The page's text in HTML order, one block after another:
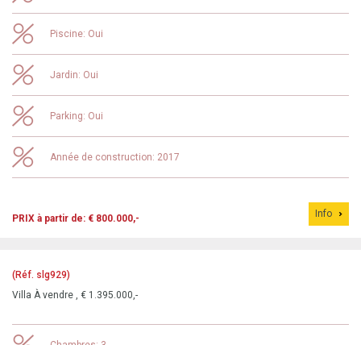
Piscine: Oui
Jardin: Oui
Parking: Oui
Année de construction: 2017
PRIX à partir de: € 800.000,- Info
(Réf. slg929)
Villa À vendre , € 1.395.000,-